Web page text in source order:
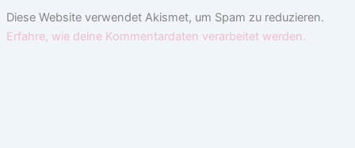
Diese Website verwendet Akismet, um Spam zu reduzieren.
Erfahre, wie deine Kommentardaten verarbeitet werden.